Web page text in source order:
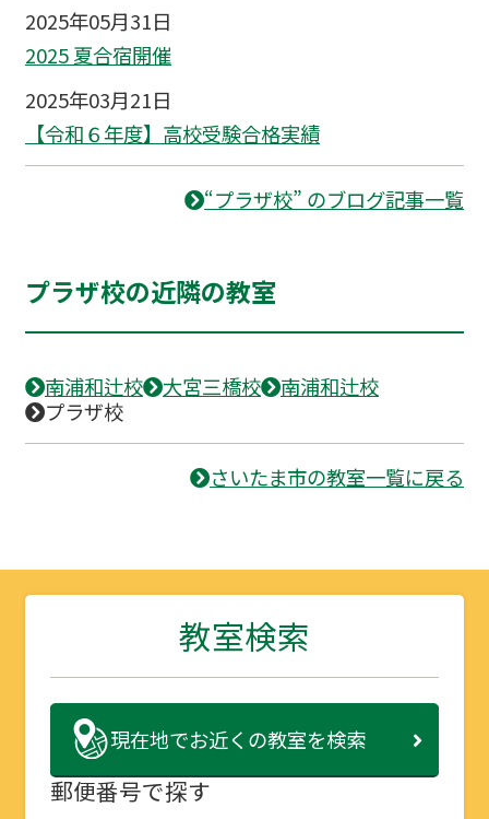
2025年05月31日
2025 夏合宿開催
2025年03月21日
【令和６年度】高校受験合格実績
“プラザ校” のブログ記事一覧
プラザ校の近隣の教室
南浦和辻校 大宮三橋校
南浦和辻校
プラザ校
さいたま市の教室一覧に戻る
教室検索
現在地でお近くの教室を検索
郵便番号で探す